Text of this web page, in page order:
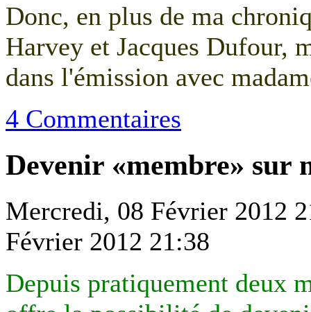
Donc, en plus de ma
Harvey et Jacques Dufour,
dans l'émission avec
4 Commentaires
Devenir «membre» sur
Mercredi, 08 Février 2012
Février 2012 21:38
Depuis pratiquement deux